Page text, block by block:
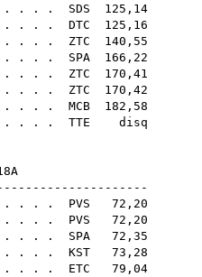
. . . SDS 125,14
. . . DTC 125,16
. . . ZTC 140,55
. . . . SPA 166,22
. . . ZTC 170,41
. . . . ZTC 170,42
. . . . MCB 182,58
. . . TTE disq
. . . . PVS 72,20
. . . PVS 72,20
. . . . SPA 72,35
. . . KST 73,28
. . . ETC 79,04